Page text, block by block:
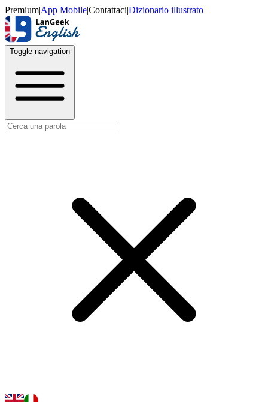
Premium|App Mobile|Contattaci|Dizionario illustrato
Toggle navigation